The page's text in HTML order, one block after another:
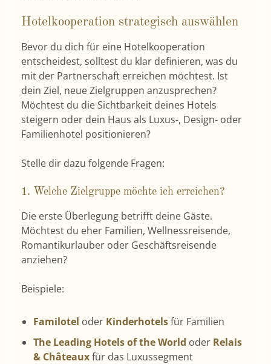
Hotelkooperation strategisch auswählen
Bevor du dich für eine Hotelkooperation
entscheidest, solltest du klar definieren, was du
mit der Partnerschaft erreichen möchtest. Ist
dein Ziel, neue Zielgruppen anzusprechen?
Möchtest du die Sichtbarkeit deines Hotels
steigern oder dein Haus als Luxus-, Design- oder
Familienhotel positionieren?
Stelle dir dazu folgende Fragen:
1. Welche Zielgruppe möchte ich erreichen?
Die erste Überlegung betrifft deine Gäste.
Möchtest du eher Familien, Wellnessreisende,
Romantikurlauber oder Geschäftsreisende
anziehen?
Beispiele:
Familotel oder Kinderhotelsfür Familien
The Leading Hotels of the World oder Relais
& Châteauxfür das Luxussegment